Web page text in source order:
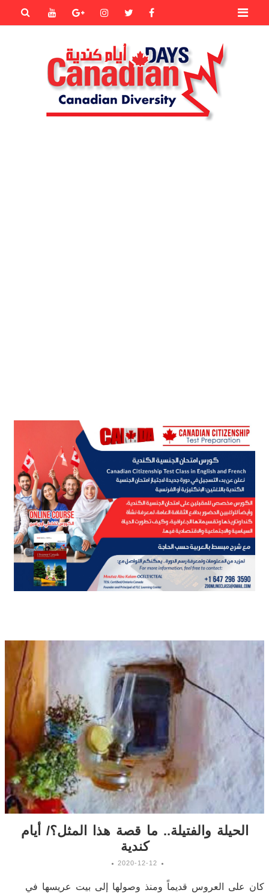
Facebook
Twitter
instagram
Goole+
Youtube
الحيلة والفتيلة.. ما قصة هذا المثل؟/ أيام
كندية
2020-12-12
كان على العروس قديماً ومنذ وصولها إلى بيت عريسها في